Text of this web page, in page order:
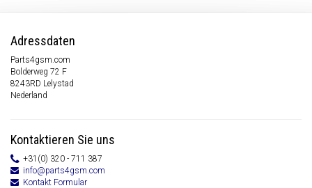
Adressdaten
Parts4gsm.com
Bolderweg 72 F
8243RD Lelystad
Nederland
Kontaktieren Sie uns
+31(0) 320 - 711 387
info@parts4gsm.com
Kontakt Formular